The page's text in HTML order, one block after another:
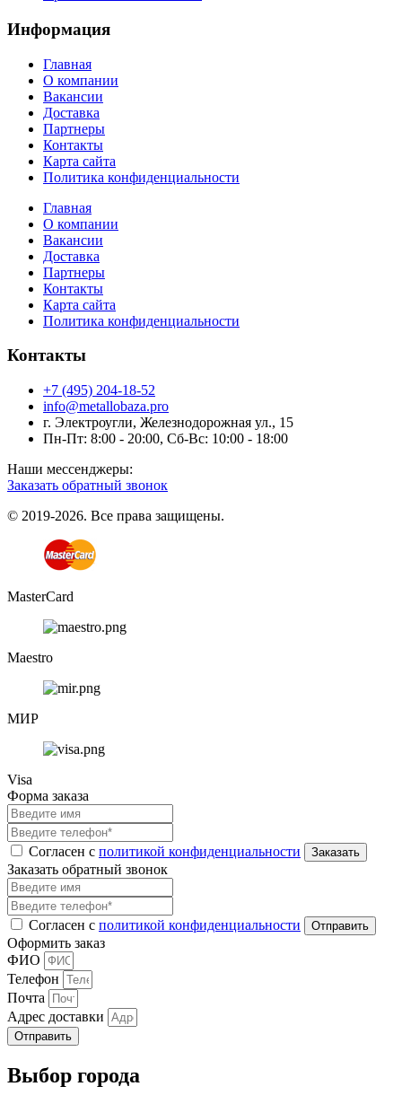
Информация
Главная
О компании
Вакансии
Доставка
Партнеры
Контакты
Карта сайта
Политика конфиденциальности
Главная
О компании
Вакансии
Доставка
Партнеры
Контакты
Карта сайта
Политика конфиденциальности
Контакты
+7 (495) 204-18-52
info@metallobaza.pro
г. Электроугли, Железнодорожная ул., 15
Пн-Пт: 8:00 - 20:00, Сб-Вс: 10:00 - 18:00
Наши мессенджеры:
Заказать обратный звонок
© 2019-2026. Все права защищены.
MasterCard
Maestro
МИР
Visa
Форма заказа
Согласен с политикой конфиденциальности
Заказать обратный звонок
Согласен с политикой конфиденциальности
Оформить заказ
ФИО
Телефон
Почта
Адрес доставки
Отправить
Выбор города